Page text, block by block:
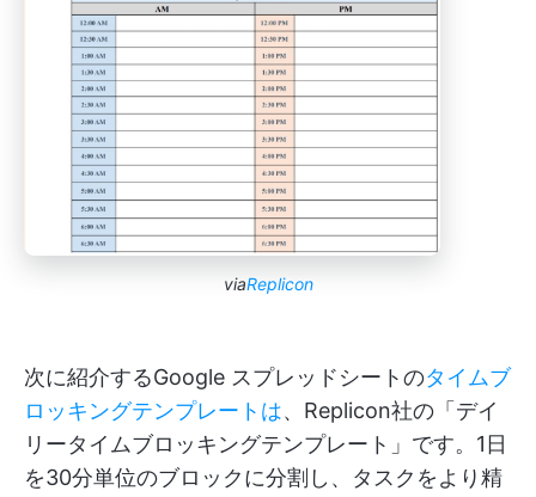
viaReplicon
次に紹介するGoogle スプレッドシートのタイムブ
ロッキングテンプレートは、Replicon社の「デイ
リータイムブロッキングテンプレート」です。1日
を30分単位のブロックに分割し、タスクをより精